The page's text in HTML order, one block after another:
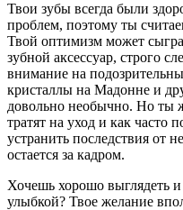
Твои зубы всегда были
проблем, поэтому ты
Твой оптимизм может
зубной аксессуар, строго
внимание на
кристаллы на Мадонне и
довольно необычно. Но ты
тратят на уход и как часто
устранить последствия от
остается за кадром.
Хочешь хорошо выглядеть и
улыбкой? Твое желание